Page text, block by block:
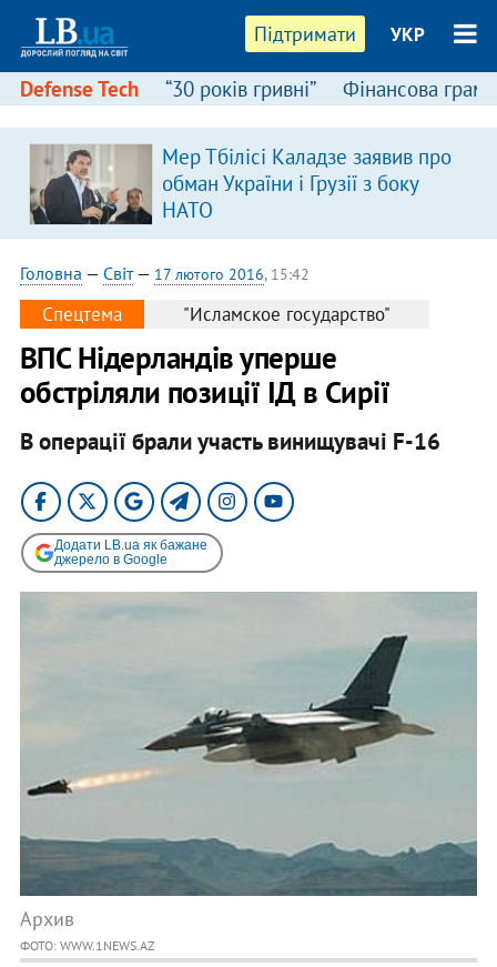
Підтримати УКР
Defense Tech “30 років гривні” Фінансова
Мер Тбілісі Каладзе заявив про
обман України і Грузії з боку
НАТО
Головна — Світ— 17 лютого 2016, 15:42
Спецтема "Исламское государство"
ВПС Нідерландів уперше
обстріляли позиції ІД в Сирії
В операції брали участь винищувачі F-16
Додати LB.ua як бажане
джерело в Google
Архив
ФОТО: WWW.1NEWS.AZ